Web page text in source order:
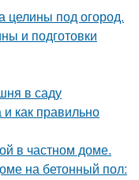
целины под огород.
и подготовки
в саду
как правильно
в частном доме.
на бетонный пол: